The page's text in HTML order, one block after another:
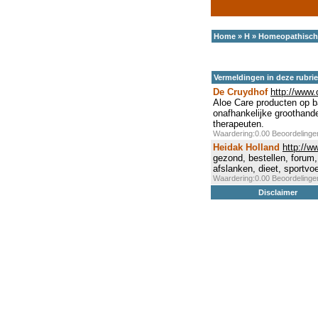
Home » H »
Vermeldingen in deze
De Cruydhof http://
Aloe Care producten op
onafhankelijke
therapeuten.
Waardering:0.00
Heidak Holland http://
gezond, bestellen,
afslanken, dieet,
Waardering:0.00
Disclaimer